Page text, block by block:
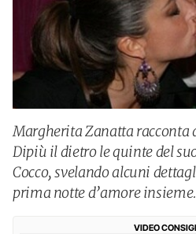
Margherita Zanatta racconta
Dipiù il dietro le quinte del
Cocco, svelando alcuni
prima notte d’amore insieme.
VIDEO